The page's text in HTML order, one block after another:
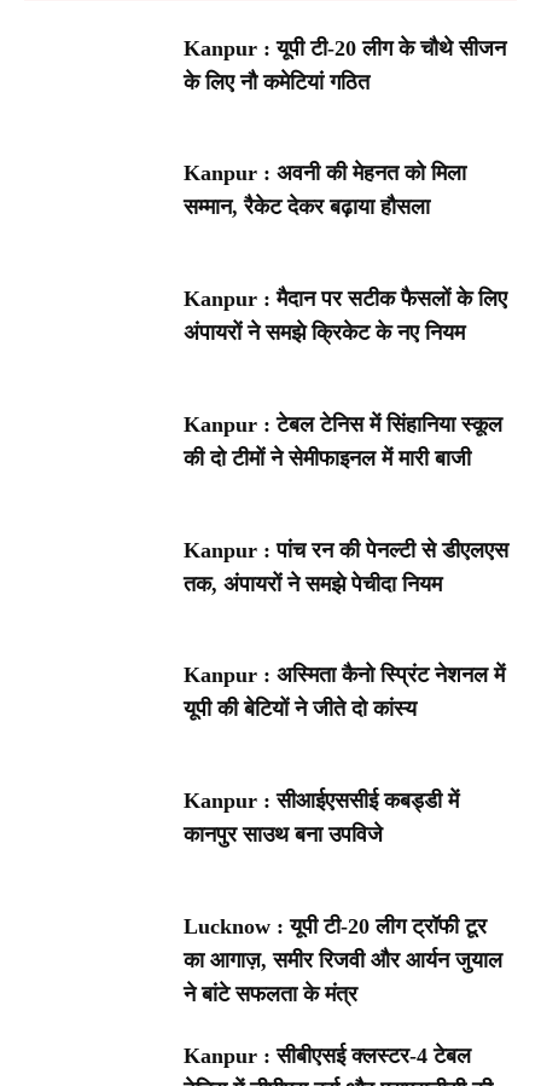
Kanpur : यूपी टी-20 लीग के चौथे सीजन
के लिए नौ कमेटियां गठित
Kanpur : अवनी की मेहनत को मिला
सम्मान, रैकेट देकर बढ़ाया हौसला
Kanpur : मैदान पर सटीक फैसलों के लिए
अंपायरों ने समझे क्रिकेट के नए नियम
Kanpur : टेबल टेनिस में सिंहानिया स्कूल
की दो टीमों ने सेमीफाइनल में मारी बाजी
Kanpur : पांच रन की पेनल्टी से डीएलएस
तक, अंपायरों ने समझे पेचीदा नियम
Kanpur : अस्मिता कैनो स्प्रिंट नेशनल में
यूपी की बेटियों ने जीते दो कांस्य
Kanpur : सीआईएससीई कबड्डी में
कानपुर साउथ बना उपविजे
Lucknow : यूपी टी-20 लीग ट्रॉफी टूर
का आगाज़, समीर रिजवी और आर्यन जुयाल
ने बांटे सफलता के मंत्र
Kanpur : सीबीएसई क्लस्टर-4 टेबल